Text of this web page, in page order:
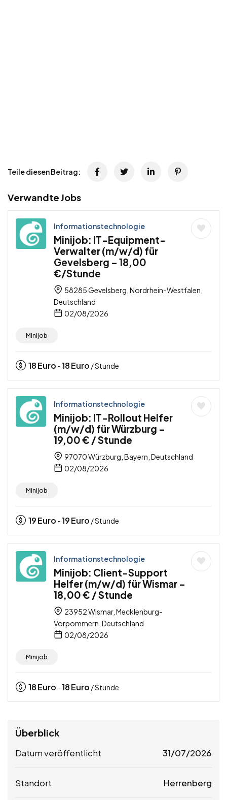
Teile diesen Beitrag:
Verwandte Jobs
Informationstechnologie
Minijob: IT-Equipment-
Verwalter (m/w/d) für
Gevelsberg – 18,00
€/Stunde
58285 Gevelsberg, Nordrhein-Westfalen,
Deutschland
02/08/2026
Minijob
18Euro -18Euro / Stunde
Informationstechnologie
Minijob: IT-Rollout Helfer
(m/w/d) für Würzburg –
19,00 € / Stunde
97070 Würzburg, Bayern, Deutschland
02/08/2026
Minijob
19Euro -19Euro / Stunde
Informationstechnologie
Minijob: Client-Support
Helfer (m/w/d) für Wismar –
18,00 € / Stunde
23952 Wismar, Mecklenburg-
Vorpommern, Deutschland
02/08/2026
Minijob
18Euro -18Euro / Stunde
Überblick
Datum veröffentlicht 31/07/2026
Standort Herrenberg